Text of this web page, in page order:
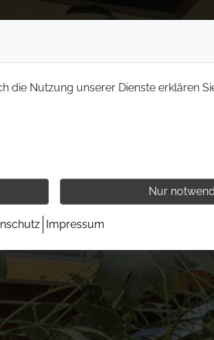
die Nutzung unserer Dienste erklären
Nur
Impressum